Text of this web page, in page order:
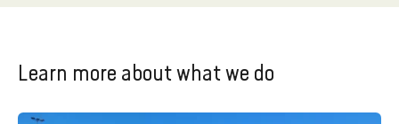
Learn more about what we do